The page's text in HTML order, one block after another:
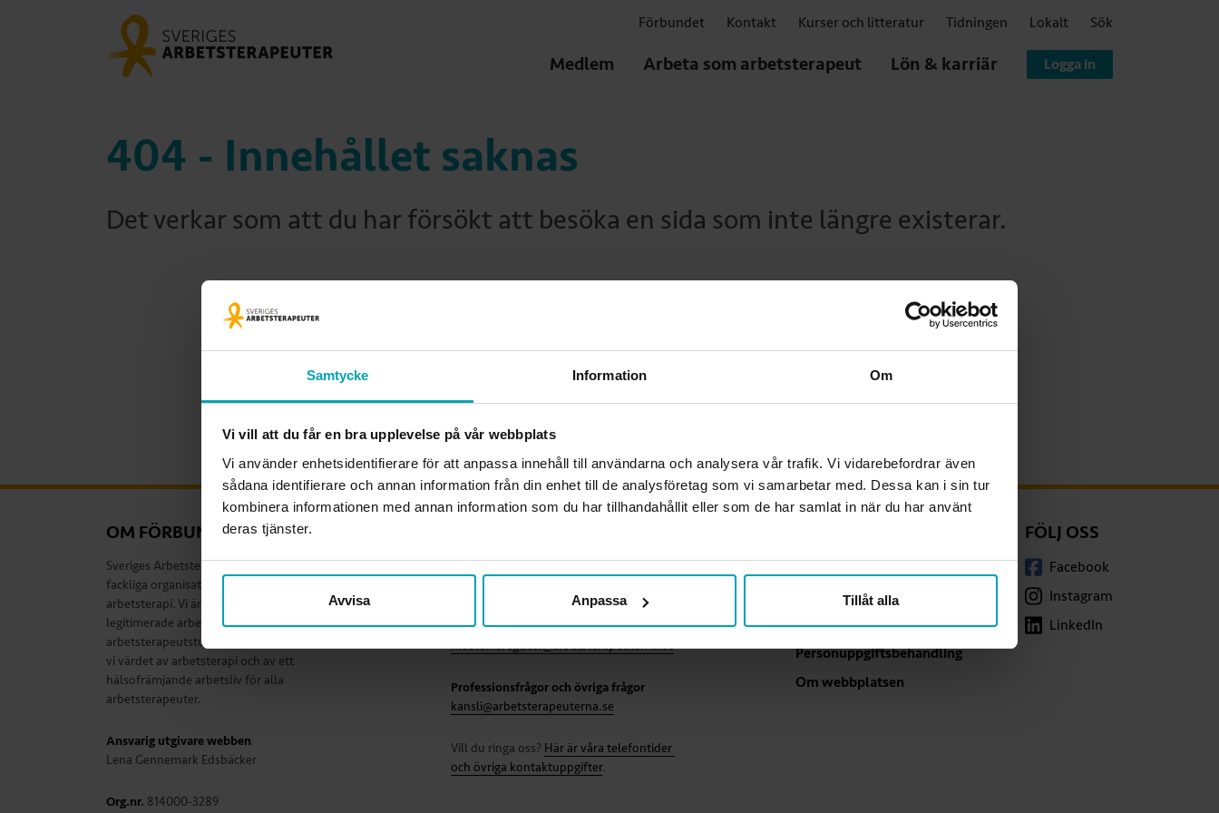
Samtycke Information Om
Vi vill att du får en bra upplevelse på vår webbplats
Vi använder enhetsidentifierare för att anpassa innehåll till användarna och analysera vår trafik. Vi vidarebefordrar även
sådana identifierare och annan information från din enhet till de analysföretag som vi samarbetar med. Dessa kan i sin tur
kombinera informationen med annan information som du har tillhandahållit eller som de har samlat in när du har använt
deras tjänster.
Avvisa Anpassa Tillåt alla
Förbundet Kontakt Kurser och litteratur Tidningen Lokalt Sök
Medlem Arbeta som arbetsterapeut Lön & karriär Logga in
404 - Innehållet saknas
Det verkar som att du har försökt att besöka en sida som inte längre existerar.
OM FÖRBUNDET
Sveriges Arbetsterapeuter är den enda
fackliga organisationen som kan
arbetsterapi. Vi är förbundet för alla
legitimerade arbetsterapeuter och
arbetsterapeutstudenter. Tillsammans visar
vi värdet av arbetsterapi och av ett
hälsofrämjande arbetsliv för alla
arbetsterapeuter.
Ansvarig utgivare webben
Lena Gennemark Edsbäcker
Org.nr. 814000-3289
Rådgivning i fackliga frågor
Frågor om medlemskapet
medlemsregister@arbetsterapeuterna.se
Professionsfrågor och övriga frågor
kansli@arbetsterapeuterna.se
Vill du ringa oss? Här är våra telefontider
och övriga kontaktuppgifter.
Occupational Therapy in
Sweden
Press
Personuppgiftsbehandling
Om webbplatsen
FÖLJ OSS
Facebook
Instagram
LinkedIn